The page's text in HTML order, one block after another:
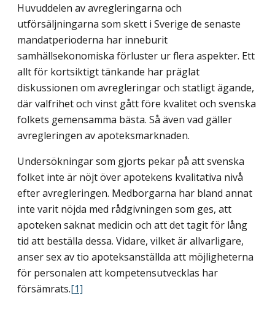
Huvuddelen av avregleringarna och
utförsäljningarna som skett i Sverige de senaste
mandatperioderna har inneburit
samhällsekonomiska förluster ur flera aspekter. Ett
allt för kortsiktigt tänkande har präglat
diskussionen om avregleringar och statligt ägande,
där valfrihet och vinst gått före kvalitet och svenska
folkets gemensamma bästa. Så även vad gäller
avregleringen av apoteksmarknaden.
Undersökningar som gjorts pekar på att svenska
folket inte är nöjt över apotekens kvalitativa nivå
efter avregleringen. Medborgarna har bland annat
inte varit nöjda med rådgivningen som ges, att
apoteken saknat medicin och att det tagit för lång
tid att beställa dessa. Vidare, vilket är allvarligare,
anser sex av tio apoteksanställda att möjligheterna
för personalen att kompetensutvecklas har
försämrats.[1]